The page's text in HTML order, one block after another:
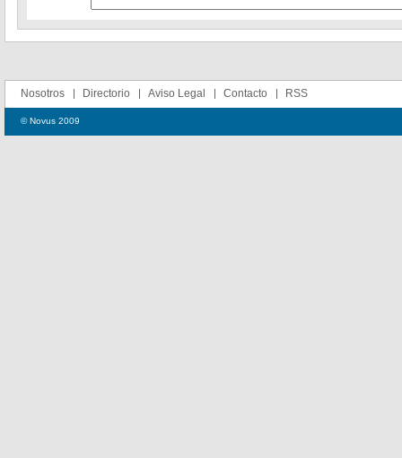
Nosotros Directorio Aviso Legal Contacto RSS
© Novus 2009